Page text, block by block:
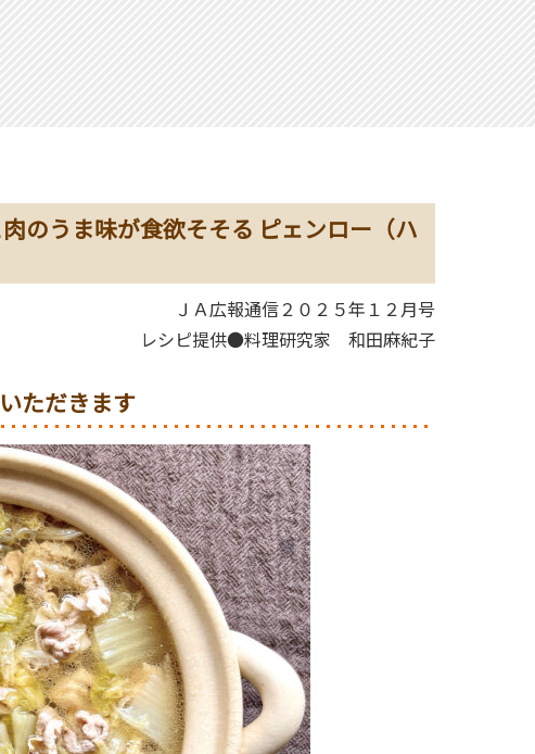
のうま味が食欲そそる ピェンロー（ハ
ＪＡ広報通信２０２５年１２月号
レシピ提供●料理研究家 和田麻紀子
ただきます